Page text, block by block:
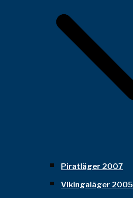
Piratläger 2007
Vikingaläger 2005